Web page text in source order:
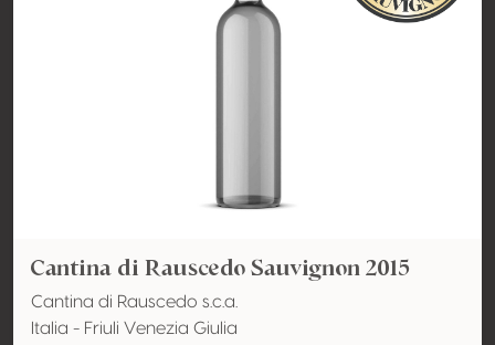
Cantina di Rauscedo Sauvignon 2015
Cantina di Rauscedo s.c.a.
Italia - Friuli Venezia Giulia